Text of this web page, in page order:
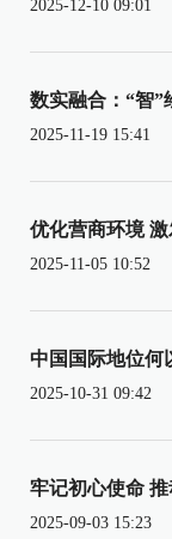
2025-12-10 09:01
数实融合：“智”
2025-11-19 15:41
优化营商环境
2025-11-05 10:52
中国国际地位何
2025-10-31 09:42
牢记初心使命
2025-09-03 15:23